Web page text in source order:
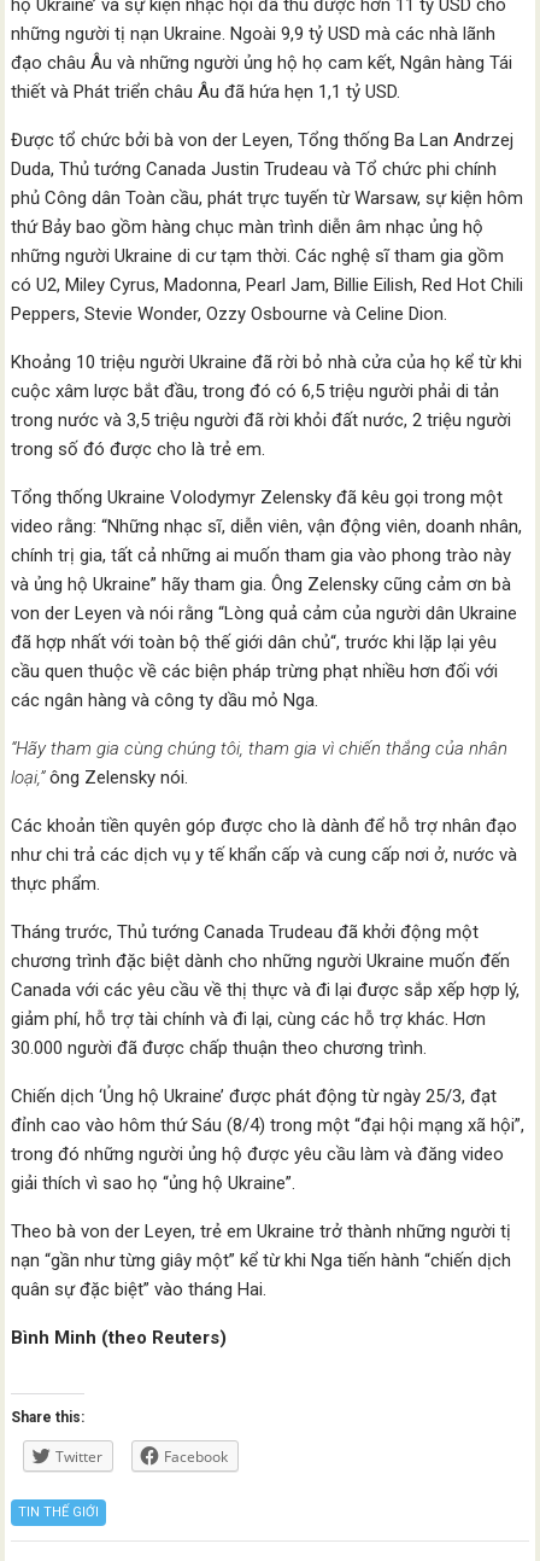
hộ Ukraine’ và sự kiện nhạc hội đã thu được hơn 11 tỷ USD cho
những người tị nạn Ukraine. Ngoài 9,9 tỷ USD mà các nhà lãnh
đạo châu Âu và những người ủng hộ họ cam kết, Ngân hàng Tái
thiết và Phát triển châu Âu đã hứa hẹn 1,1 tỷ USD.
Được tổ chức bởi bà von der Leyen, Tổng thống Ba Lan Andrzej
Duda, Thủ tướng Canada Justin Trudeau và Tổ chức phi chính
phủ Công dân Toàn cầu, phát trực tuyến từ Warsaw, sự kiện hôm
thứ Bảy bao gồm hàng chục màn trình diễn âm nhạc ủng hộ
những người Ukraine di cư tạm thời. Các nghệ sĩ tham gia gồm
có U2, Miley Cyrus, Madonna, Pearl Jam, Billie Eilish, Red Hot Chili
Peppers, Stevie Wonder, Ozzy Osbourne và Celine Dion.
Khoảng 10 triệu người Ukraine đã rời bỏ nhà cửa của họ kể từ khi
cuộc xâm lược bắt đầu, trong đó có 6,5 triệu người phải di tản
trong nước và 3,5 triệu người đã rời khỏi đất nước, 2 triệu người
trong số đó được cho là trẻ em.
Tổng thống Ukraine Volodymyr Zelensky đã kêu gọi trong một
video rằng: “Những nhạc sĩ, diễn viên, vận động viên, doanh nhân,
chính trị gia, tất cả những ai muốn tham gia vào phong trào này
và ủng hộ Ukraine” hãy tham gia. Ông Zelensky cũng cảm ơn bà
von der Leyen và nói rằng “Lòng quả cảm của người dân Ukraine
đã hợp nhất với toàn bộ thế giới dân chủ“, trước khi lặp lại yêu
cầu quen thuộc về các biện pháp trừng phạt nhiều hơn đối với
các ngân hàng và công ty dầu mỏ Nga.
“Hãy tham gia cùng chúng tôi, tham gia vì chiến thắng của nhân
loại,”ông Zelensky nói.
Các khoản tiền quyên góp được cho là dành để hỗ trợ nhân đạo
như chi trả các dịch vụ y tế khẩn cấp và cung cấp nơi ở, nước và
thực phẩm.
Tháng trước, Thủ tướng Canada Trudeau đã khởi động một
chương trình đặc biệt dành cho những người Ukraine muốn đến
Canada với các yêu cầu về thị thực và đi lại được sắp xếp hợp lý,
giảm phí, hỗ trợ tài chính và đi lại, cùng các hỗ trợ khác. Hơn
30.000 người đã được chấp thuận theo chương trình.
Chiến dịch ‘Ủng hộ Ukraine’ được phát động từ ngày 25/3, đạt
đỉnh cao vào hôm thứ Sáu (8/4) trong một “đại hội mạng xã hội”,
trong đó những người ủng hộ được yêu cầu làm và đăng video
giải thích vì sao họ “ủng hộ Ukraine”.
Theo bà von der Leyen, trẻ em Ukraine trở thành những người tị
nạn “gần như từng giây một” kể từ khi Nga tiến hành “chiến dịch
quân sự đặc biệt” vào tháng Hai.
Bình Minh (theo Reuters)
Share this:
Twitter Facebook
TIN THẾ GIỚI